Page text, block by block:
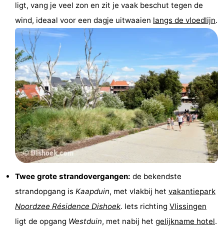
Sporten
Zwembaden
Paardrijden
Golfbanen
Eten
en
drinken
Evenementen
Ringrijden
Forum
Route
ligt, vang je veel zon en zit je vaak beschut tegen de
wind, ideaal voor een dagje uitwaaien langs de vloedlijn.
Twee grote strandovergangen: de bekendste
strandopgang is Kaapduin, met vlakbij het vakantiepark
Noordzee Résidence Dishoek. Iets richting Vlissingen
ligt de opgang Westduin, met nabij het gelijkname hotel.